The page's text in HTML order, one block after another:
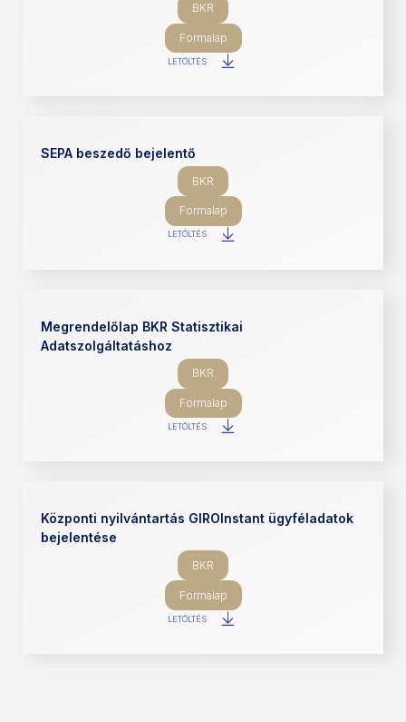
BKR
Formalap
LETÖLTÉS
SEPA beszedő bejelentő
BKR
Formalap
LETÖLTÉS
Megrendelőlap BKR Statisztikai
Adatszolgáltatáshoz
BKR
Formalap
LETÖLTÉS
Központi nyilvántartás GIROInstant ügyféladatok
bejelentése
BKR
Formalap
LETÖLTÉS